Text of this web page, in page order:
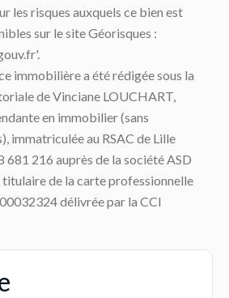
les risques auxquels ce bien est
sur le site Géorisques :
immobilière a été rédigée sous la
de Vinciane LOUCHART,
en immobilier (sans
immatriculée au RSAC de Lille
681 216 auprès de la société ASD
titulaire de la carte professionnelle
délivrée par la CCI